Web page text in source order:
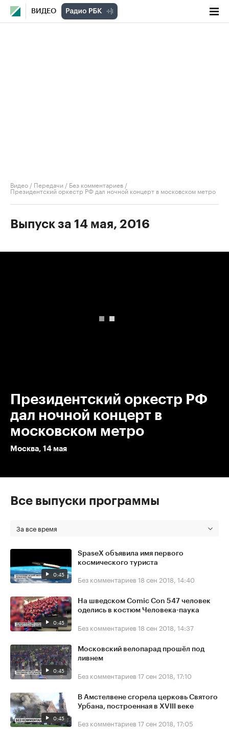
ВИДЕО
Видео / Передачи / Без комментариев /
Президентский оркестр РФ дал ночной концерт в московском метро
Выпуск за 14 мая, 2016
Президентский оркестр РФ
дал ночной концерт в
московском метро
Москва, 14 мая
Все выпуски программы
За все время
0:45
SpaseX объявила имя первого
космического туриста
Без комментариев 18 сен 2018, 14:40
0:45
На шведском Comic Con 547 человек
оделись в костюм Человека-паука
Без комментариев 18 сен 2018, 14:37
0:45
Московский велопарад прошёл под
ливнем
Без комментариев 17 сен 2018, 17:10
0:45
В Амстелвене сгорела церковь Святого
Урбана, построенная в XVIII веке
Без комментариев 17 сен 2018, 17:05